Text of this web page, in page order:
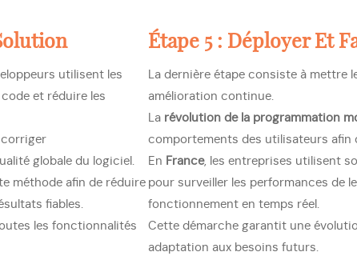
utilisent les
et réduire les
corriger
globale du logiciel.
méthode afin de réduire
fiables.
les fonctionnalités
Étape 5 : Déployer Et
La dernière étape consiste à mettre
amélioration continue.
La révolution de la programmation
comportements des utilisateurs afin
En France, les entreprises utilisent
pour surveiller les performances de
fonctionnement en temps réel.
Cette démarche garantit une
adaptation aux besoins futurs.